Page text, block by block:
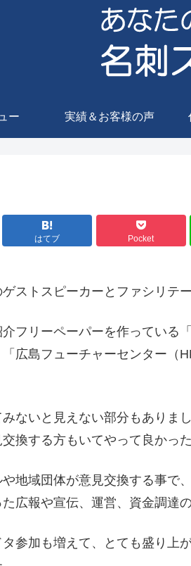
ー 実績＆お客様の声
はてブ Pocket
ストスピーカーとファシリテ
フリーペーパーを作っている
広島フューチャーセンター（
ないと見えない部分もありまし
換する方もいてやって良かっ
地域団体が意見交換する事で、
広報や宣伝、運営、資金調達
参加も増えて、とても盛り上